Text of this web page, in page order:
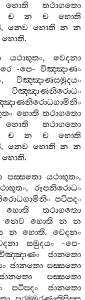
හොති
තථාගතො
ච න ච
හොති
,නෙව හොති න න
හොති.
යථාභූතං, වෙදනා
-පෙ- විඤ‍්ඤාණං
, විඤ‍්ඤාණසමුදයං
විඤ‍්ඤාණනිරොධං
හොති තථාගතො
හොති
තථාගතො
ච න ච
හොති
,නෙව හොති න න
හොති.
පස‍්සතො යථාභූතං,
, රූපනිරොධං
පටිපදං
හොති
තථාගතො
නෙව හොති න
න
න හොති.වෙදනං
සමුදයං-පෙ-
ජානතො
ජානතො පස‍්සතො
පස‍්සතො
පටිපදං
ජානතො